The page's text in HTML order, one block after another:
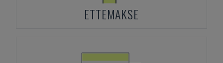
ETTEMAKSE